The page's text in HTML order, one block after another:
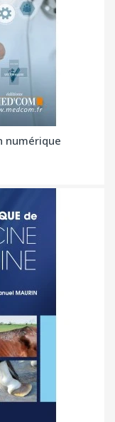
numérique